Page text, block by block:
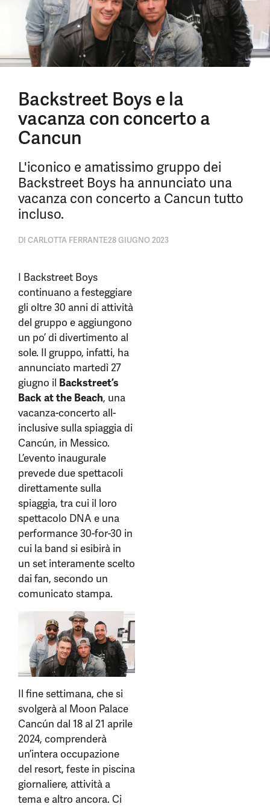
Backstreet Boys e la
vacanza con concerto a
Cancun
L'iconico e amatissimo gruppo dei
Backstreet Boys ha annunciato una
vacanza con concerto a Cancun tutto
incluso.
DI CARLOTTA FERRANTE28 GIUGNO 2023
I Backstreet Boys
continuano a festeggiare
gli oltre 30 anni di attività
del gruppo e aggiungono
un po’ di divertimento al
sole. Il gruppo, infatti, ha
annunciato martedì 27
giugno il Backstreet’s
Back at the Beach, una
vacanza-concerto all-
inclusive sulla spiaggia di
Cancún, in Messico.
L’evento inaugurale
prevede due spettacoli
direttamente sulla
spiaggia, tra cui il loro
spettacolo DNA e una
performance 30-for-30 in
cui la band si esibirà in
un set interamente scelto
dai fan, secondo un
comunicato stampa.
Il fine settimana, che si
svolgerà al Moon Palace
Cancún dal 18 al 21 aprile
2024, comprenderà
un’intera occupazione
del resort, feste in piscina
giornaliere, attività a
tema e altro ancora. Ci